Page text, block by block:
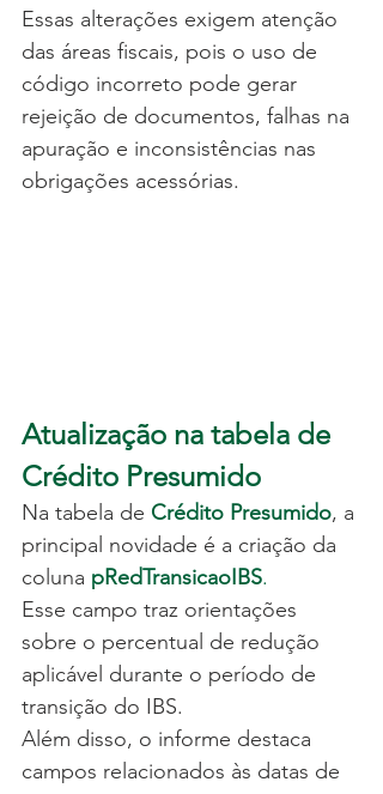
Essas alterações exigem atenção
das áreas fiscais, pois o uso de
código incorreto pode gerar
rejeição de documentos, falhas na
apuração e inconsistências nas
obrigações acessórias.
Atualização na tabela de
Crédito Presumido
Na tabela de Crédito Presumido, a
principal novidade é a criação da
coluna pRedTransicaoIBS.
Esse campo traz orientações
sobre o percentual de redução
aplicável durante o período de
transição do IBS.
Além disso, o informe destaca
campos relacionados às datas de